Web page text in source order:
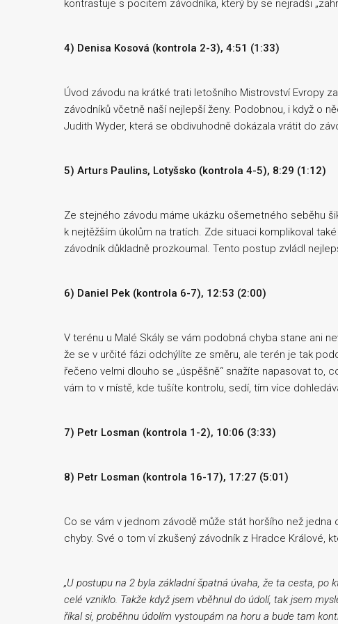
kontrastuje s pocitem závodníka, který by se nejradši
4) Denisa Kosová (kontrola 2-3), 4:51 (1:33)
Úvod závodu na krátké trati letošního Mistrovství Evropy
závodníků včetně naší nejlepší ženy. Podobnou, i když o
Judith Wyder, která se obdivuhodně dokázala vrátit do
5) Arturs Paulins, Lotyšsko (kontrola 4-5), 8:29 (1:12)
Ze stejného závodu máme ukázku ošemetného seběhu
k nejtěžším úkolům na tratích. Zde situaci komplikoval
závodník důkladně prozkoumal. Tento postup zvládl
6) Daniel Pek (kontrola 6-7), 12:53 (2:00)
V terénu u Malé Skály se vám podobná chyba stane ani
že se v určité fázi odchýlíte ze směru, ale terén je tak
řečeno velmi dlouho se „úspěšně“ snažíte napasovat to,
vám to v místě, kde tušíte kontrolu, sedí, tím více
7) Petr Losman (kontrola 1-2), 10:06 (3:33)
8) Petr Losman (kontrola 16-17), 17:27 (5:01)
Co se vám v jednom závodě může stát horšího než jedna
chyby. Své o tom ví zkušený závodník z Hradce Králové,
„U postupu na 2 byla základní špatná úvaha, že ta cesta,
celé vzniklo. Takže když jsem vběhnul do údolí, tak jsem
říkal si, proběhnu údolím vystoupám na horu a bude tam